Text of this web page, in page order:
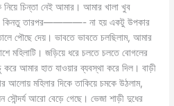
নিয়ে চিন্তা নেই আমার। আমার খালা খুব
কিনতু তারপর————- না হয় একটু উপকার
পৌছে দেয়। ভাবতে ভাবতে চলছিলাম, আমার
মহিলাটি। জড়িয়ে ধরে চলতে চলতে বোগলের
আমার হাত যাওয়ার ব্যবস্থা করে দিল। বাড়ী
আলোয় মহিলার দিকে তাকিয়ে চমকে উঠলাম,
সৌন্দর্য আরো বেড়ে গেছে। ভেজা শাড়ী দুধের